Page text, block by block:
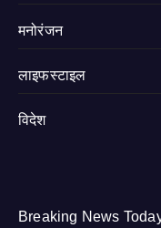
मनोरंजन
लाइफस्टाइल
विदेश
Breaking News Today